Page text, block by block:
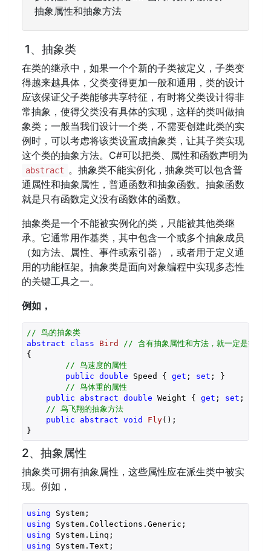
抽象属性和抽象方法
1、抽象类
在类的继承中，如果一个个新的子类被定义，子类变
得越来越具体，父类变得更加一般和通用，类的设计
应该保证父子类能够共享特征，有时将父类设计得非
常抽象，使得父类没有具体的实现，这样的类叫做抽
象类；一般当我们设计一个类，不需要创建此类的实
例时，可以考虑将该类设置成抽象类，让其子类实现
这个类的抽象方法。C#可以把类、属性和函数声明为
abstract 。抽象类不能实例化，抽象类可以包含普
通属性和抽象属性，普通函数和抽象函数。抽象函数
就是只有函数定义没有函数体的函数。
抽象类是一个不能被实例化的类，只能被其他类继
承。它通常用作基类，其中包含一个或多个抽象成员
（如方法、属性、事件或索引器），或者用于定义通
用的功能框架。抽象类是面向对象编程中实现多态性
的关键工具之一。
例如，
// 鸟的抽象类
abstract
class Bird
// 含有抽象属性和方法，就一定是抽象类
{
// 鸟速度的属性
public double Speed { get ; set ; }
// 鸟体重的属性
public
abstract double Weight { get ; set ; }
// 鸟飞翔的抽象方法
public
abstract void Fly( ) ;
}
2、抽象属性
抽象类可拥有抽象属性，这些属性应在派生类中被实
现。例如，
using
using
using
using